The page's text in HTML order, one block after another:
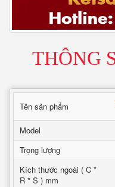
THÔNG
Tên sản phẩm
Model
Trọng lượng
Kích thước ngoài ( C *
R * S ) mm